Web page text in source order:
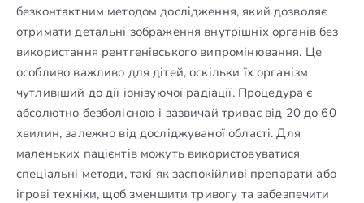
безконтактним методом дослідження, який дозволяє
отримати детальні зображення внутрішніх органів без
використання рентгенівського випромінювання. Це
особливо важливо для дітей, оскільки їх організм
чутливіший до дії іонізуючої радіації. Процедура є
абсолютно безболісною і зазвичай триває від 20 до 60
хвилин, залежно від досліджуваної області. Для
маленьких пацієнтів можуть використовуватися
спеціальні методи, такі як заспокійливі препарати або
ігрові техніки, щоб зменшити тривогу та забезпечити